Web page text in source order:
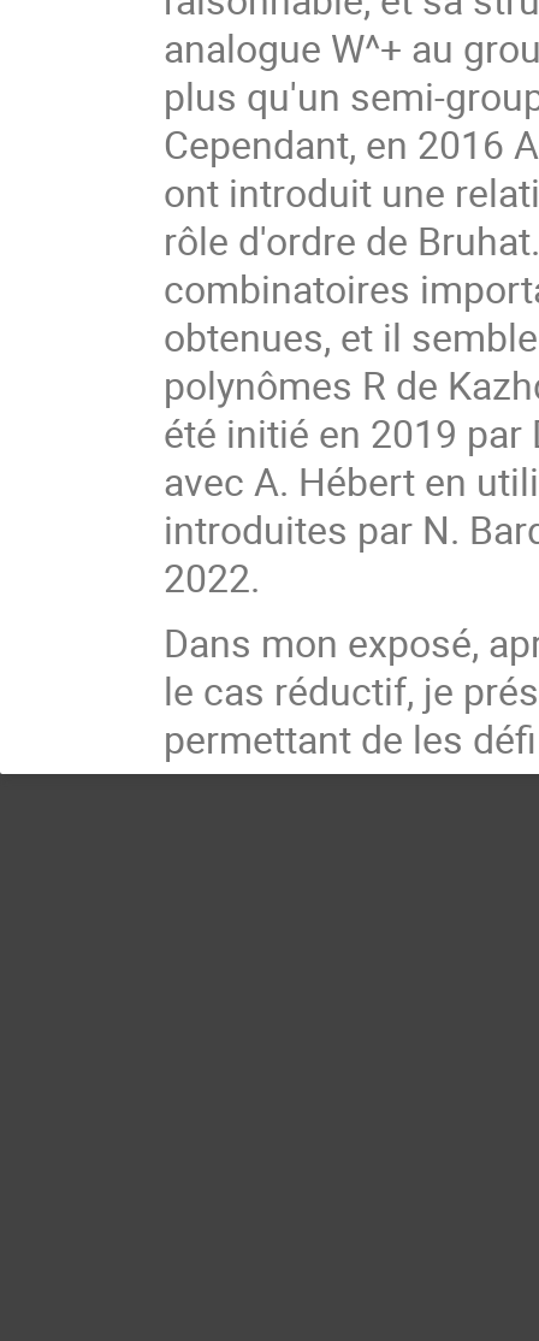
analogue W^+ au
plus qu'un semi-
Cependant, en 2016
ont introduit une
rôle d'ordre de
combinatoires
obtenues, et il
polynômes R de
été initié en 2019
avec A. Hébert en
introduites par N.
2022.
Dans mon exposé,
le cas réductif, je
permettant de les